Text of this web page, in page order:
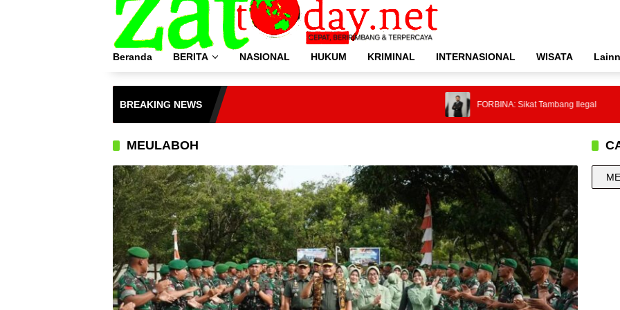
Beranda
BERITA NASIONAL HUKUM KRIMINAL INTERNASIONAL WISATA
BREAKING NEWS FORBINA: Sikat Tambang Ilegal
MEULABOH
CARI